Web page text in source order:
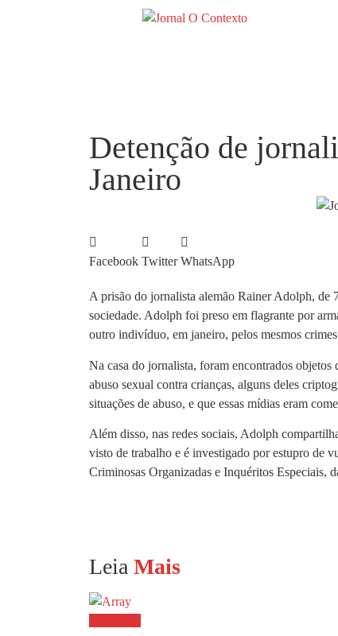
Detenção de
Janeiro
Facebook Twitter WhatsApp
A prisão do jornalista alemão Rainer Adolph, de
sociedade. Adolph foi preso em flagrante por
outro indivíduo, em janeiro, pelos mesmos
Na casa do jornalista, foram encontrados
abuso sexual contra crianças, alguns deles
situações de abuso, e que essas mídias eram
Além disso, nas redes sociais, Adolph
visto de trabalho e é investigado por estupro de
Criminosas Organizadas e Inquéritos Especiais,
Leia Mais